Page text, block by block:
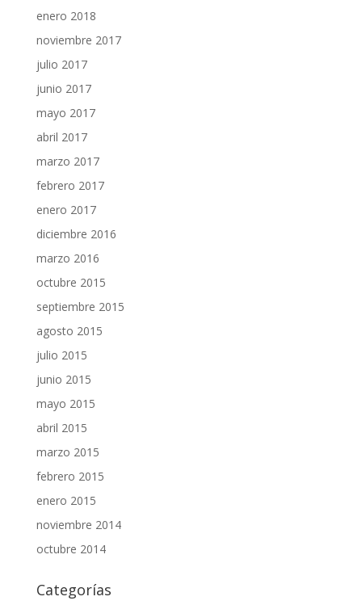
enero 2018
noviembre 2017
julio 2017
junio 2017
mayo 2017
abril 2017
marzo 2017
febrero 2017
enero 2017
diciembre 2016
marzo 2016
octubre 2015
septiembre 2015
agosto 2015
julio 2015
junio 2015
mayo 2015
abril 2015
marzo 2015
febrero 2015
enero 2015
noviembre 2014
octubre 2014
Categorías